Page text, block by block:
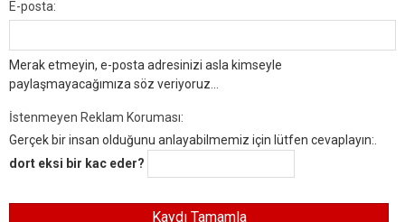
E-posta:
Merak etmeyin, e-posta adresinizi asla kimseyle
paylaşmayacağımıza söz veriyoruz...
İstenmeyen Reklam Koruması:
Gerçek bir insan olduğunu anlayabilmemiz için lütfen cevaplayın:.
dort eksi bir kac eder?